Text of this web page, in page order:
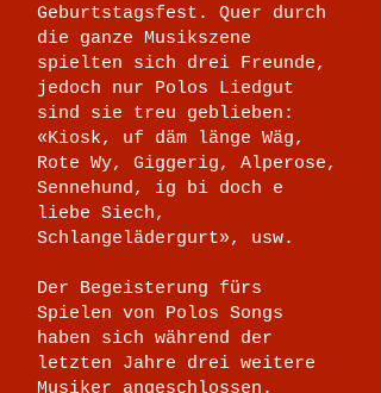
Geburtstagsfest. Quer durch
die ganze Musikszene
spielten sich drei Freunde,
jedoch nur Polos Liedgut
sind sie treu geblieben:
«Kiosk, uf däm länge Wäg,
Rote Wy, Giggerig, Alperose,
Sennehund, ig bi doch e
liebe Siech,
Schlangelädergurt», usw.
Der Begeisterung fürs
Spielen von Polos Songs
haben sich während der
letzten Jahre drei weitere
Musiker angeschlossen.